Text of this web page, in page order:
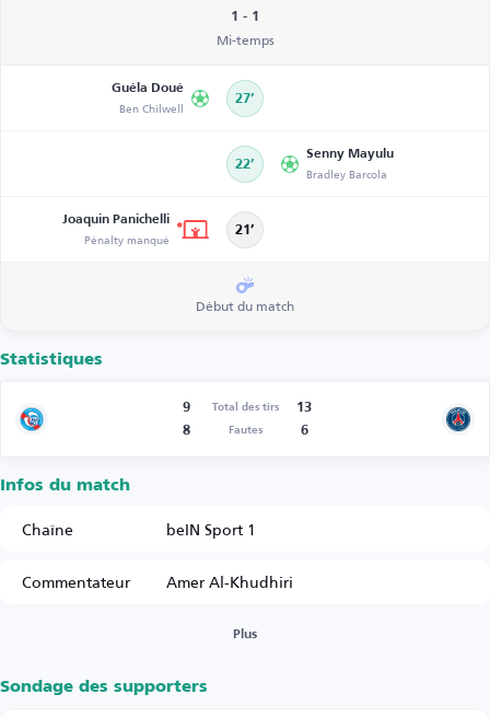
1 - 1
Mi-temps
Guéla Doué
Ben Chilwell 27’
22’
Senny Mayulu
Bradley Barcola
Joaquin Panichelli
Pénalty manqué 21’
Début du match
Statistiques
9 Total des tirs
13
8
Fautes 6
Infos du match
Chaîne
beIN Sport 1
Commentateur
Amer Al-Khudhiri
Plus
Sondage des supporters